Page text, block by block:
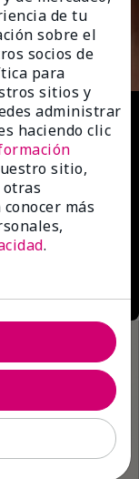
de tu
sobre el
socios de
para
sitios y
administrar
haciendo clic
sitio,
otras
más
.